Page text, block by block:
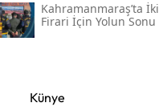
Kahramanmaraş’ta İki
Firari İçin Yolun Sonu
Künye